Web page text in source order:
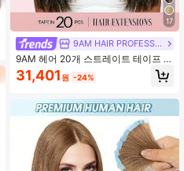
17
9AM HAIR PROFESSIONAL
9AM 헤어 20개 스트레이트 테이프 1
00% 인모 헤어 익스텐션 14-24인치
50G/팩, 살롱 천연 고품질 레미 인모
익스텐션용
31,401 원 -24%